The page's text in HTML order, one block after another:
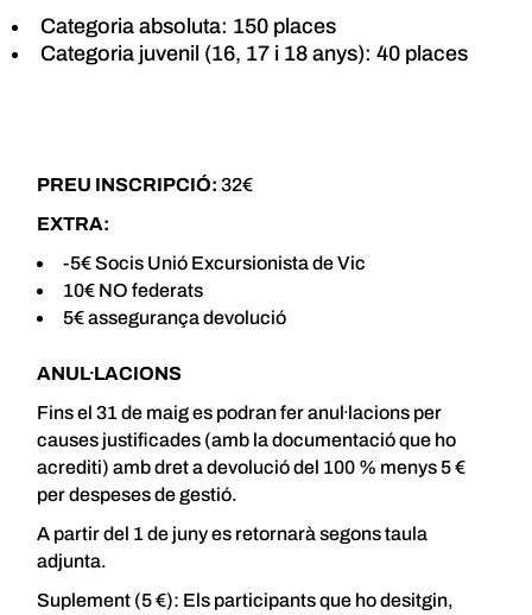
Categoria absoluta: 150 places
Categoria juvenil (16, 17 i 18 anys): 40 places
PREU INSCRIPCIÓ:32€
EXTRA:
-5€ Socis Unió Excursionista de Vic
10€ NO federats
5€ assegurança devolució
ANUL·LACIONS
Fins el 31 de maig es podran fer anul·lacions per
causes justificades (amb la documentació que ho
acrediti) amb dret a devolució del 100 % menys 5 €
per despeses de gestió.
A partir del 1 de juny es retornarà segons taula
adjunta.
Suplement (5 €): Els participants que ho desitgin,